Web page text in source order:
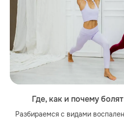
Где, как и почему
Разбираемся с видами